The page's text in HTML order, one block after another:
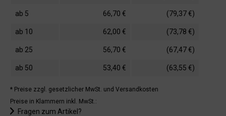
ab 5 66,70 € (79,37 €)
ab 10 62,00 € (73,78 €)
ab 25 56,70 € (67,47 €)
ab 50 53,40 € (63,55 €)
* Preise zzgl. gesetzlicher MwSt. und Versandkosten
Preise in Klammern inkl. MwSt.:
Fragen zum Artikel?